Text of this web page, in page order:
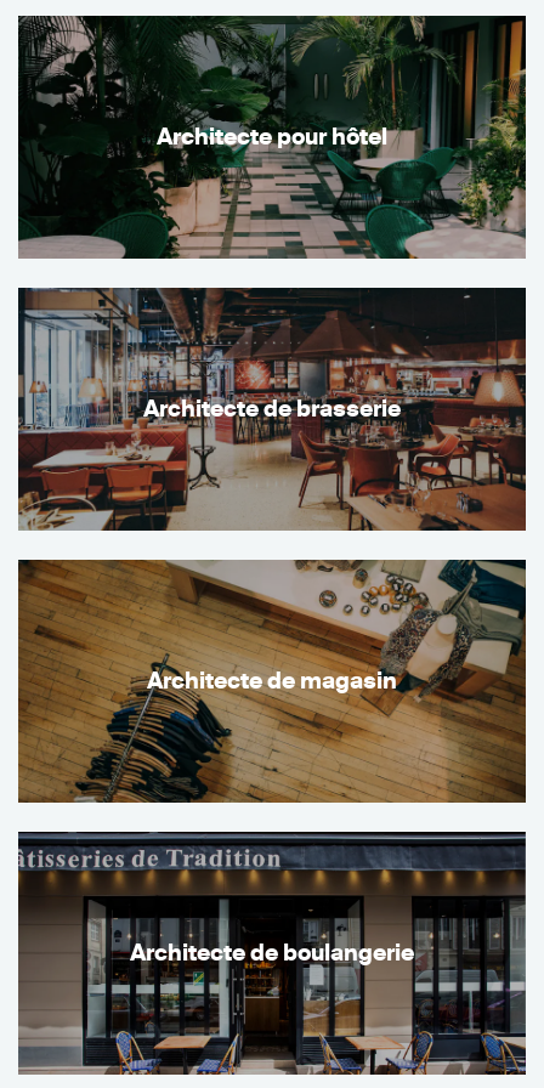
Architecte pour hôtel
Architecte de brasserie
Architecte de magasin
Architecte de boulangerie